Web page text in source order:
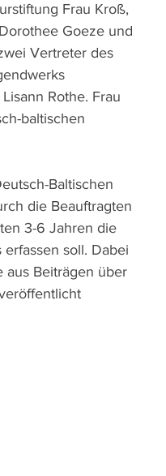
Frau Kroß,
Goeze und
Vertreter des
Rothe. Frau
baltischen
Baltischen
die Beauftragten
3-6 Jahren die
soll. Dabei
aus Beiträgen über